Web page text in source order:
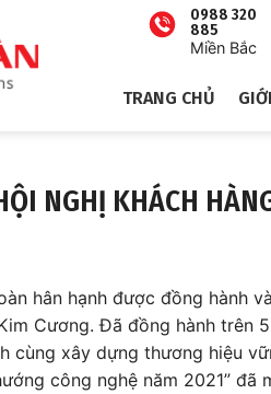
0988 320
885
Miền Bắc
TRANG CHỦ
NGHỊ KHÁCH
hân hạnh được đồng hành
Cương. Đã đồng hành trên
cùng xây dựng thương hiệu
công nghệ năm 2021”